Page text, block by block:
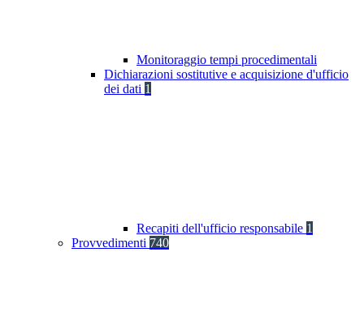
Monitoraggio tempi procedimentali
Dichiarazioni sostitutive e acquisizione d'ufficio
dei dati 1
Recapiti dell'ufficio responsabile 1
Provvedimenti 740